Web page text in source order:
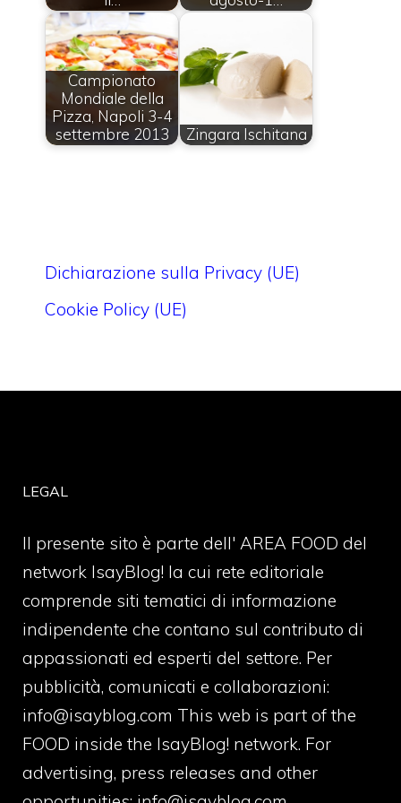
Campionato
Mondiale della
Pizza, Napoli 3-4
settembre 2013
Zingara Ischitana
Dichiarazione sulla Privacy (UE)
Cookie Policy (UE)
LEGAL
Il presente sito è parte dell' AREA FOOD del
network IsayBlog! la cui rete editoriale
comprende siti tematici di informazione
indipendente che contano sul contributo di
appassionati ed esperti del settore. Per
pubblicità, comunicati e collaborazioni:
info@isayblog.com This web is part of the
FOOD inside the IsayBlog! network. For
advertising, press releases and other